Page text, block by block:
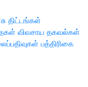
திட்டங்கள்
விவசாய தகவல்கள்
பத்திரிகை